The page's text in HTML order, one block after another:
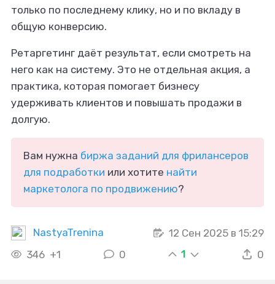
только по последнему клику, но и по вкладу в
общую конверсию.
Ретаргетинг даёт результат, если смотреть на
него как на систему. Это не отдельная акция, а
практика, которая помогает бизнесу
удерживать клиентов и повышать продажи в
долгую.
Вам нужна биржа заданий для фрилансеров
для подработки или хотите найти
маркетолога по продвижению?
NastyaTrenina
12 Сен 2025 в 15:29
346 +1 0 1 0